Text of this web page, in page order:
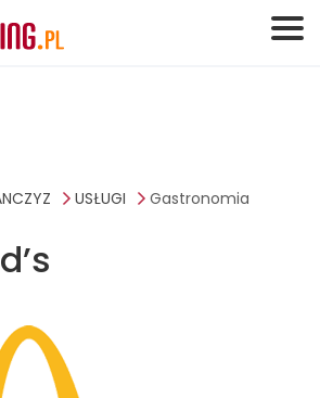
USŁUGI Gastronomia